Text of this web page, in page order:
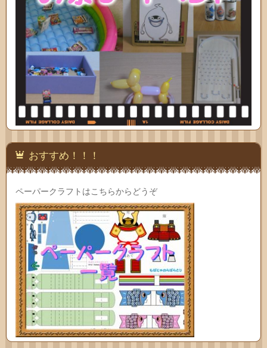
おすすめ！！！
ペーパークラフトはこちらからどうぞ